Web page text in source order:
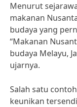
Menurut
makanan
budaya yang
“Makanan
budaya Melayu,
ujarnya.
Salah satu
keunikan